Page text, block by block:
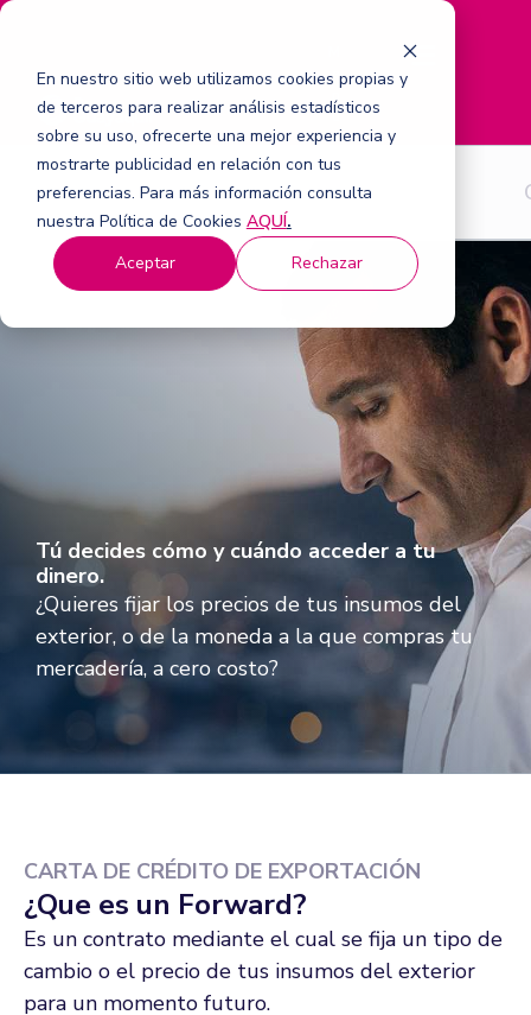
En nuestro sitio web utilizamos cookies propias y
de terceros para realizar análisis estadísticos
sobre su uso, ofrecerte una mejor experiencia y
mostrarte publicidad en relación con tus
preferencias. Para más información consulta
nuestra Política de Cookies AQUÍ.
Aceptar
Rechazar
e
ú
Para Empresas
Tú decides cómo y cuándo acceder a tu
dinero.
¿Quieres fijar los precios de tus insumos del
exterior, o de la moneda a la que compras tu
mercadería, a cero costo?
CARTA DE CRÉDITO DE EXPORTACIÓN
¿Que es un Forward?
Es un contrato mediante el cual se fija un tipo de
cambio o el precio de tus insumos del exterior
para un momento futuro.